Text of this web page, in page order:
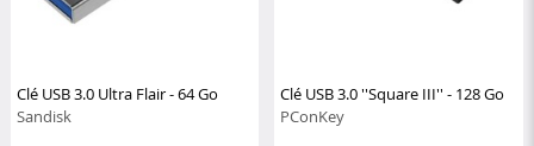
Clé USB 3.0 Ultra Flair - 64 Go
Sandisk
Clé USB 3.0 ''Square III'' - 128 Go
PConKey